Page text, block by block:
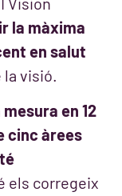
la màxima
en salut
visió.
mesura en 12
cinc àrees
els corregeix